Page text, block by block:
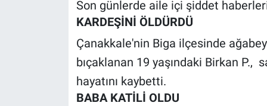
Son günlerde aile içi şiddet
KARDEŞİNİ ÖLDÜRDÜ
Çanakkale'nin Biga ilçesinde
bıçaklanan 19 yaşındaki Birkan
hayatını kaybetti.
BABA KATİLİ OLDU
Kültür Sanat